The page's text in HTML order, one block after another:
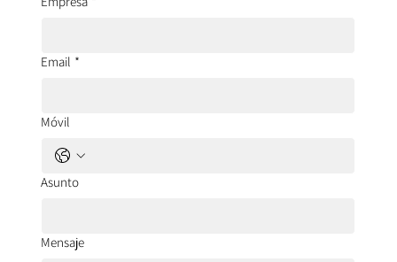
Email *
Móvil
Asunto
Mensaje